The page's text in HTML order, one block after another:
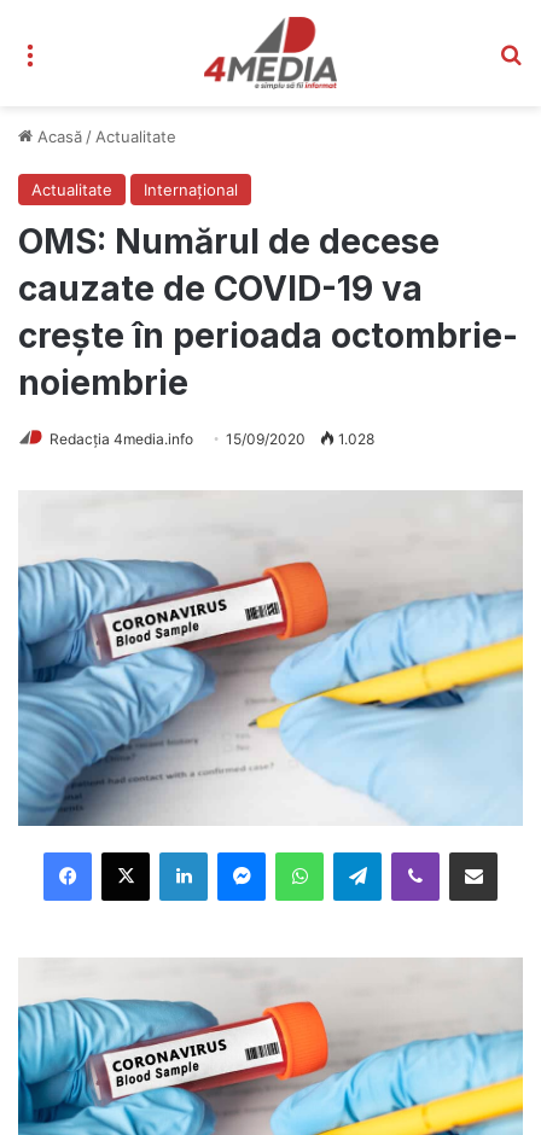
Acasă / Actualitate
Actualitate Internațional
OMS: Numărul de decese
cauzate de COVID-19 va
crește în perioada octombrie-
noiembrie
Redacția 4media.info 15/09/2020 1.028
Facebook
X LinkedInMessengerWhatsAppTelegramViber Distribuie prin mail